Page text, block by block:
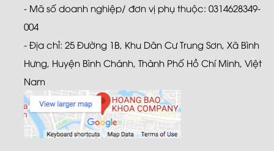
- Mã số doanh nghiệp/ đơn vị phụ thuộc: 0314628349-
004
- Địa chỉ: 25 Đường 1B, Khu Dân Cư Trung Sơn, Xã Bình
Hưng, Huyện Bình Chánh, Thành Phố Hồ Chí Minh, Việt
Nam